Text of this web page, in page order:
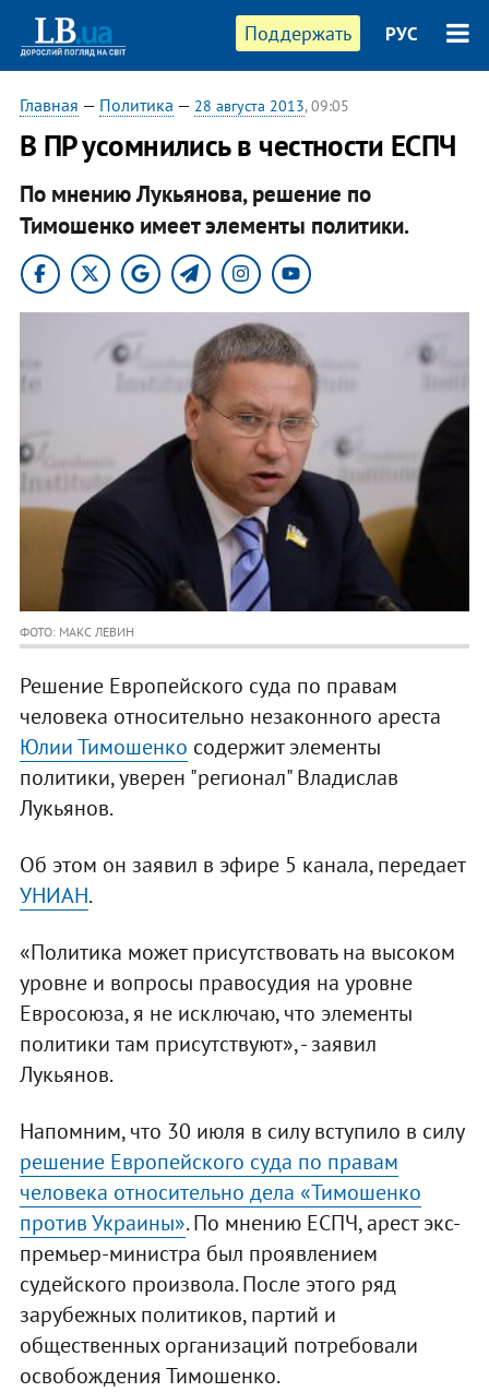
Поддержать РУС
Главная — Политика — 28 августа 2013, 09:05
​В ПР усомнились в честности ЕСПЧ
По мнению Лукьянова, решение по
Тимошенко имеет элементы политики.
ФОТО: МАКС ЛЕВИН
Решение Европейского суда по правам
человека относительно незаконного ареста
Юлии Тимошенко содержит элементы
политики, уверен "регионал" Владислав
Лукьянов.
Об этом он заявил в эфире 5 канала, передает
УНИАН.
«Политика может присутствовать на высоком
уровне и вопросы правосудия на уровне
Евросоюза, я не исключаю, что элементы
политики там присутствуют», - заявил
Лукьянов.
Напомним, что 30 июля в силу вступило в силу
решение Европейского суда по правам
человека относительно дела «Тимошенко
против Украины». По мнению ЕСПЧ, арест экс-
премьер-министра был проявлением
судейского произвола. После этого ряд
зарубежных политиков, партий и
общественных организаций потребовали
освобождения Тимошенко.